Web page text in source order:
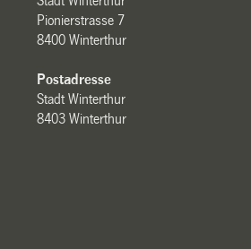
Pionierstrasse 7
8400 Winterthur
Postadresse
Stadt Winterthur
8403 Winterthur